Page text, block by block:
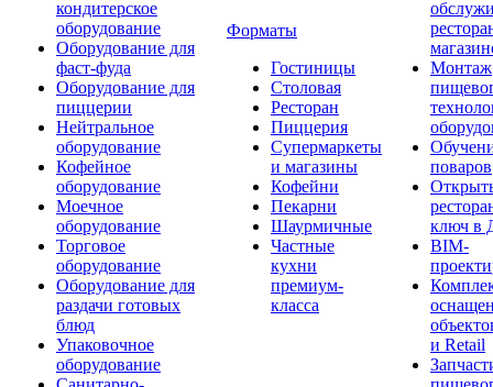
кондитерское
оборудование
Оборудование для
фаст-фуда
Оборудование для
пиццерии
Нейтральное
оборудование
Кофейное
оборудование
Моечное
оборудование
Торговое
оборудование
Оборудование для
раздачи готовых
блюд
Упаковочное
оборудование
Форматы
Гостиницы
Столовая
Ресторан
Пиццерия
Супермаркеты
и магазины
Кофейни
Пекарни
Шаурмичные
Частные
кухни
премиум-
класса
Монтаж
поваров
ключ в
BIM-
и Retail